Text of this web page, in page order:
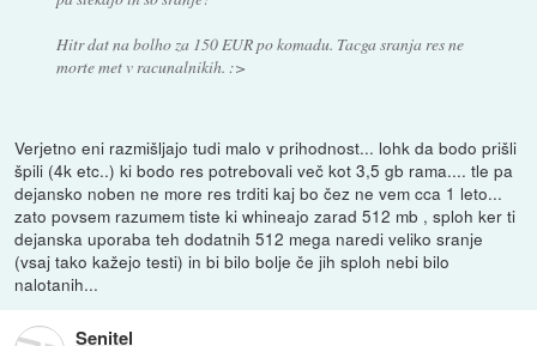
Hitr dat na bolho za 150 EUR po komadu. Tacga sranja res ne
morte met v racunalnikih. :>
Verjetno eni razmišljajo tudi malo v prihodnost... lohk da bodo prišli
špili (4k etc..) ki bodo res potrebovali več kot 3,5 gb rama.... tle pa
dejansko noben ne more res trditi kaj bo čez ne vem cca 1 leto...
zato povsem razumem tiste ki whineajo zarad 512 mb , sploh ker ti
dejanska uporaba teh dodatnih 512 mega naredi veliko sranje
(vsaj tako kažejo testi) in bi bilo bolje če jih sploh nebi bilo
nalotanih...
Senitel